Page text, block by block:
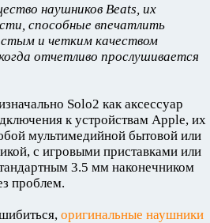
наушников Beats, их
способные впечатлить
и четким качеством
отчетливо прослушивается
Solo2 как аксессуар
к устройствам Apple, их
мультимедийной бытовой или
с игровыми приставками или
3.5 мм наконечником
проблем.
оригинальные наушники